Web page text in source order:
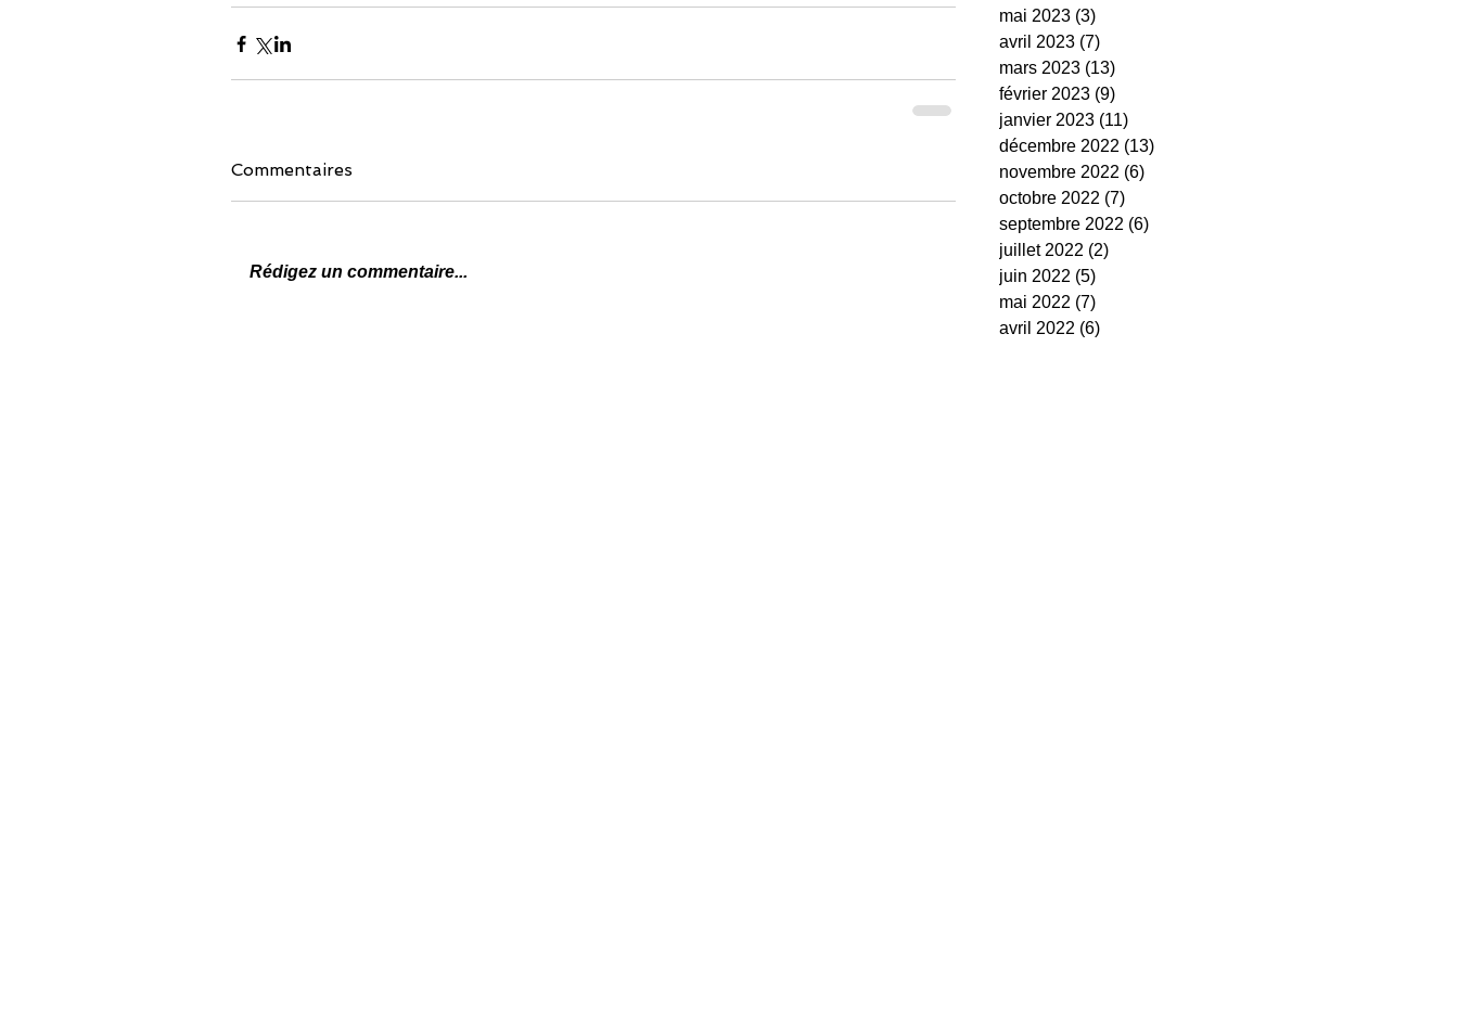
Commentaires
Rédigez un commentaire...
mai 2023 (3)
avril 2023 (7)
mars 2023 (13)
février 2023 (9)
janvier 2023 (11)
décembre 2022 (13)
novembre 2022 (6)
octobre 2022 (7)
septembre 2022 (6)
juillet 2022 (2)
juin 2022 (5)
mai 2022 (7)
avril 2022 (6)